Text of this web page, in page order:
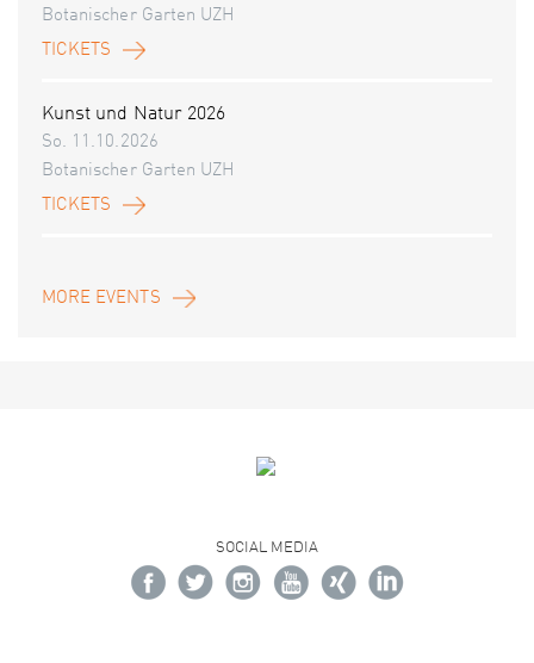
Botanischer Garten UZH
TICKETS
Kunst und Natur 2026
So. 11.10.2026
Botanischer Garten UZH
TICKETS
MORE EVENTS
SOCIAL MEDIA